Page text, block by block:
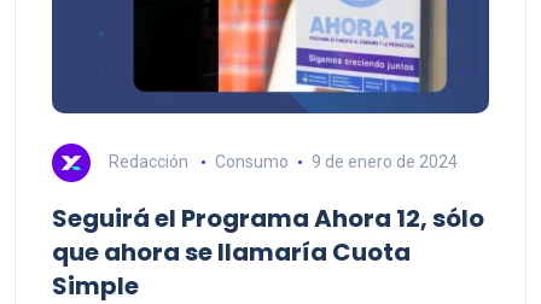
Redacción Consumo 9 de enero de 2024
Seguirá el Programa Ahora 12, sólo
que ahora se llamaría Cuota
Simple